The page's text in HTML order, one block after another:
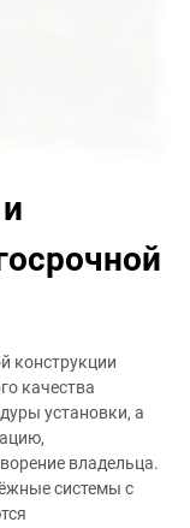
конструкции
качества
установки, а
владельца.
системы с